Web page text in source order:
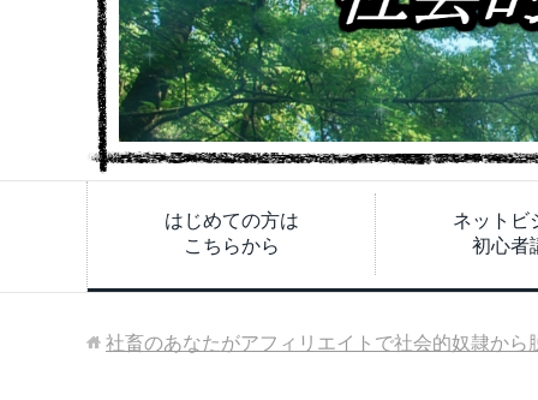
はじめての方は
こちらから
ネットビ
初心者
社畜のあなたがアフィリエイトで社会的奴隷から